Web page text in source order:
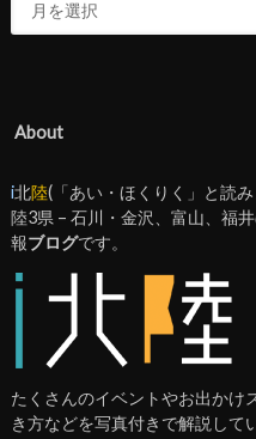
About
i北陸(「あい・ほくりく」と読
陸3県 – 石川・金沢、富山、福
報ブログです。
たくさんのイベントやお出かけ
き方などを写真付きで解説して